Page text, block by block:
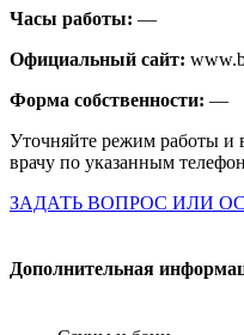
Часы работы: —
Официальный сайт:
Форма собственности: —
Уточняйте режим работы и
врачу по указанным
ЗАДАТЬ ВОПРОС ИЛИ
Дополнительная